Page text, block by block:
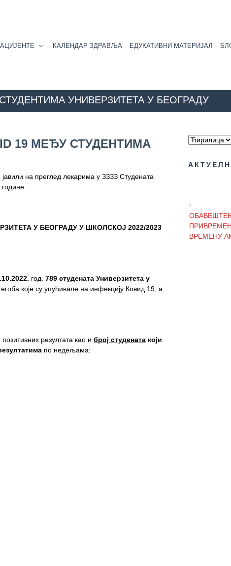
КАЛЕНДАР ЗДРАВЉА ЕДУКАТИВНИ МАТЕРИЈАЛ
УНИВЕРЗИТЕТА У БЕОГРАДУ
19 МЕЂУ СТУДЕНТИМА
на преглед лекарима у ЗЗЗЗ Студената
У БЕОГРАДУ У ШКОЛСКОЈ 2022/2023
.10.2022. год. 789 студената Универзитета у
које су упућивале на инфекцију Ковид 19, а
резултата као и број студената који
по недељама:
ВРЕМЕНУ